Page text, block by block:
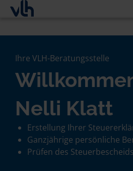
Ihre VLH-Beratungsstelle
Nelli Klatt
Erstellung Ihrer
Ganzjährige persönliche
Prüfen des Steuerbescheids